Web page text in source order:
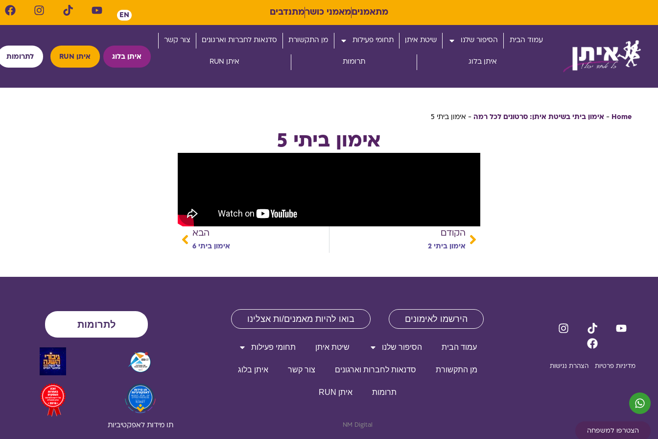
מתאמנים מאמני כושרמתנדבים EN
עמוד הבית הסיפור שלנו שיטת איתן תחומי פעילות מן התקשורת סדנאות לחברות וארגונים צור קשר
איתן בלוג תרומות איתן RUN
איתן בלוג איתן RUN לתרומות
Home
- אימון ביתי בשיטת איתן: סרטונים לכל רמה- אימון ביתי 5
אימון ביתי 5
הקודם
אימון ביתי 2
הבא
אימון ביתי 6
מדיניות פרטיות הצהרת נגישות
הצטרפו למשפחה
הירשמו לאימונים בואו להיות מאמנים/ות אצלינו
עמוד הבית הסיפור שלנו שיטת איתן תחומי פעילות
מן התקשורת סדנאות לחברות וארגונים צור קשר איתן בלוג
תרומות איתן RUN
NM Digital
לתרומות
תו מידות לאפקטיביות